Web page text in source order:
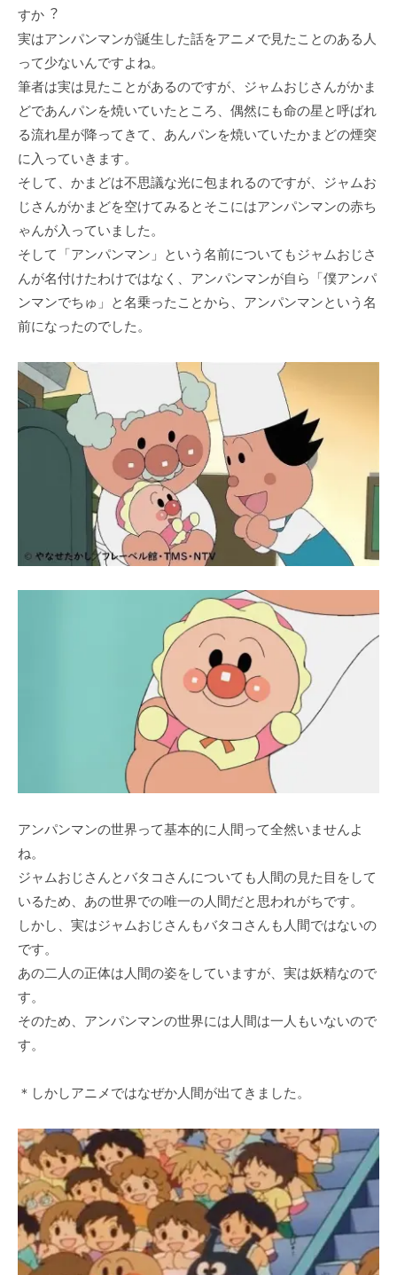
すか︖
実はアンパンマンが誕⽣した話をアニメで⾒たことのある⼈
って少ないんですよね。
筆者は実は⾒たことがあるのですが、ジャムおじさんがかま
どであんパンを焼いていたところ、偶然にも命の星と呼ばれ
る流れ星が降ってきて、あんパンを焼いていたかまどの煙突
に⼊っていきます。
そして、かまどは不思議な光に包まれるのですが、ジャムお
じさんがかまどを空けてみるとそこにはアンパンマンの⾚ち
ゃんが⼊っていました。
そして「アンパンマン」という名前についてもジャムおじさ
んが名付けたわけではなく、アンパンマンが⾃ら「僕アンパ
ンマンでちゅ」と名乗ったことから、アンパンマンという名
前になったのでした。
アンパンマンの世界って基本的に⼈間って全然いませんよ
ね。
ジャムおじさんとバタコさんについても⼈間の⾒た⽬をして
いるため、あの世界での唯⼀の⼈間だと思われがちです。
しかし、実はジャムおじさんもバタコさんも⼈間ではないの
です。
あの⼆⼈の正体は⼈間の姿をしていますが、実は妖精なので
す。
そのため、アンパンマンの世界には⼈間は⼀⼈もいないので
す。
＊しかしアニメではなぜか人間が出てきました。